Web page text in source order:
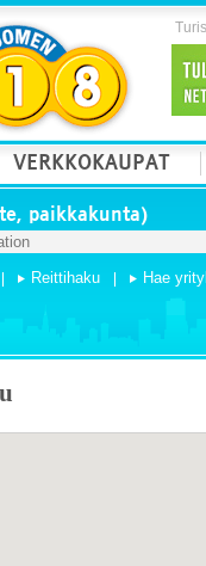
VERKKOKAUPAT
Reittihaku Hae
paikkakunta)